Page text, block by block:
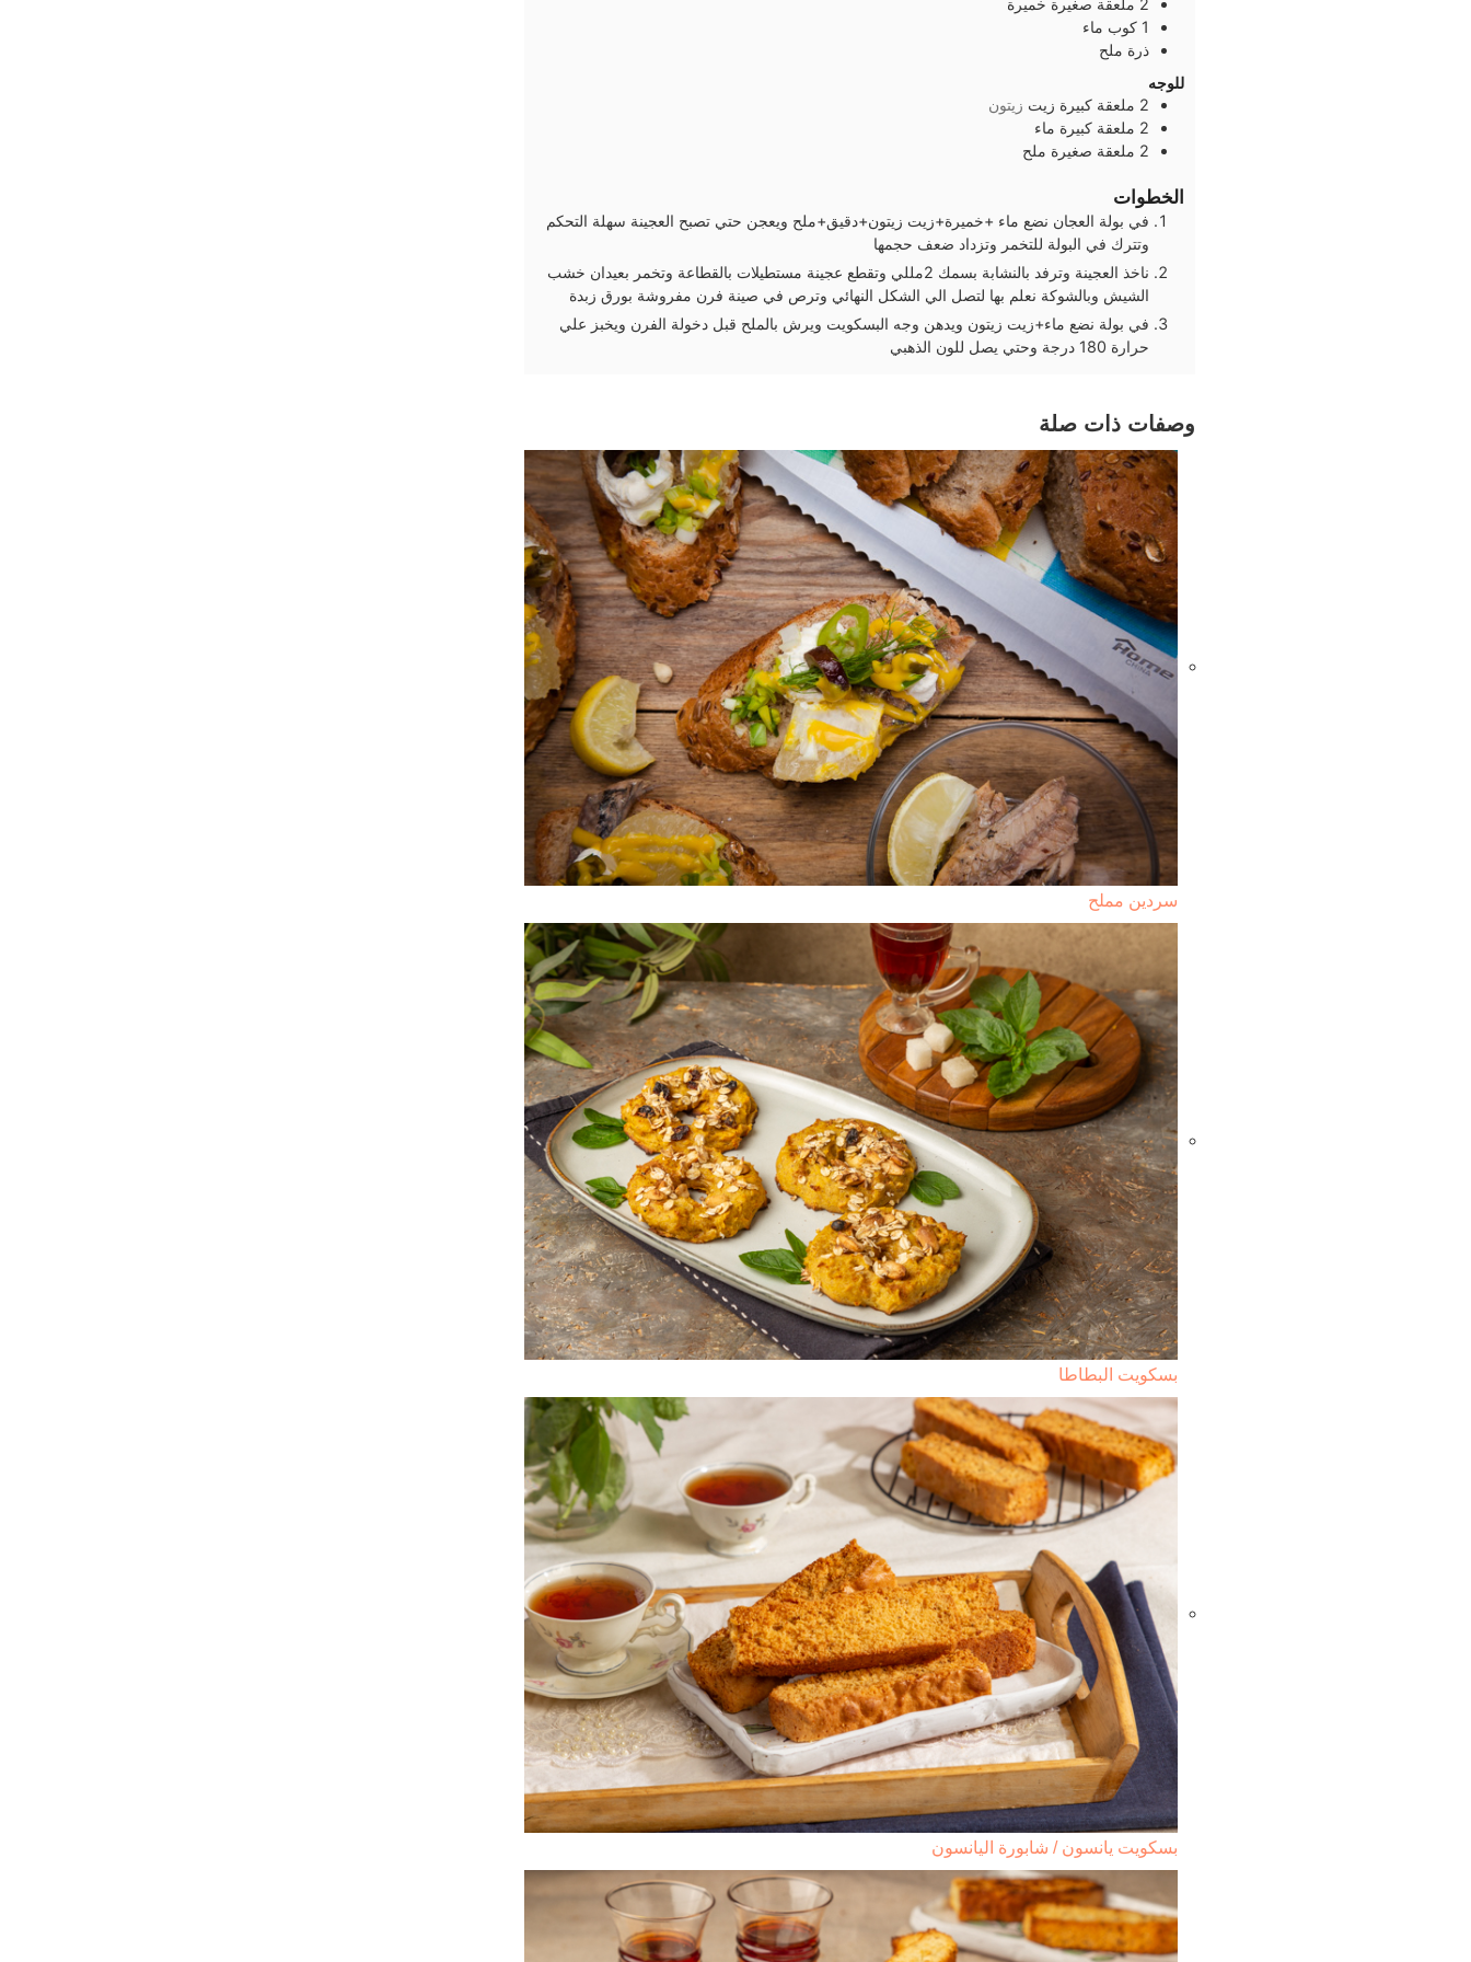
1 كوب ماء
ذرة ملح
للوجه
2 ملعقة كبيرة زيت زيتون
2 ملعقة كبيرة ماء
2 ملعقة صغيرة ملح
الخطوات
في بولة العجان نضع ماء +خميرة+زيت زيتون+دقيق+ملح ويعجن حتي تصبح العجينة سهلة التحكم
وتترك في البولة للتخمر وتزداد ضعف حجمها
ناخذ العجينة وترفد بالنشابة بسمك 2مللي وتقطع عجينة مستطيلات بالقطاعة وتخمر بعيدان خشب
الشيش وبالشوكة نعلم بها لتصل الي الشكل النهائي وترص في صينة فرن مفروشة بورق زبدة
في بولة نضع ماء+زيت زيتون ويدهن وجه البسكويت ويرش بالملح قبل دخولة الفرن ويخبز علي
حرارة 180 درجة وحتي يصل للون الذهبي
وصفات ذات صلة
سردين مملح
بسكويت البطاطا
بسكويت يانسون / شابورة اليانسون